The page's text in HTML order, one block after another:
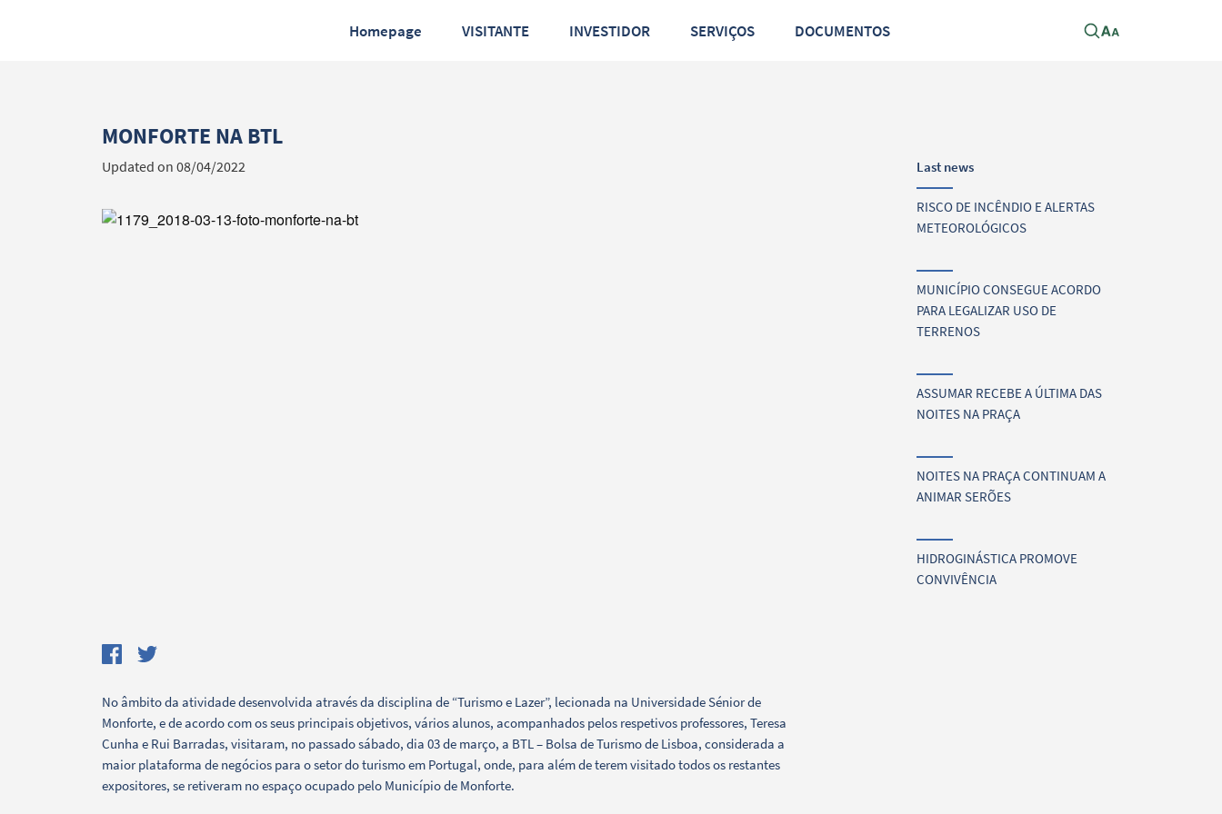
Homepage VISITANTE INVESTIDOR SERVIÇOS DOCUMENTOS
MONFORTE NA BTL
Updated on 08/04/2022
No âmbito da atividade desenvolvida através da disciplina de “Turismo e Lazer”, lecionada na Universidade Sénior de
Monforte, e de acordo com os seus principais objetivos, vários alunos, acompanhados pelos respetivos professores, Teresa
Cunha e Rui Barradas, visitaram, no passado sábado, dia 03 de março, a BTL – Bolsa de Turismo de Lisboa, considerada a
maior plataforma de negócios para o setor do turismo em Portugal, onde, para além de terem visitado todos os restantes
expositores, se retiveram no espaço ocupado pelo Município de Monforte.
Last news
RISCO DE INCÊNDIO E ALERTAS
METEOROLÓGICOS
MUNICÍPIO CONSEGUE ACORDO
PARA LEGALIZAR USO DE
TERRENOS
ASSUMAR RECEBE A ÚLTIMA DAS
NOITES NA PRAÇA
NOITES NA PRAÇA CONTINUAM A
ANIMAR SERÕES
HIDROGINÁSTICA PROMOVE
CONVIVÊNCIA